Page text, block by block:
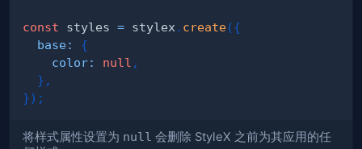
const styles = stylex . create({
base:
{
color: null ,
} ,
}) ;
将样式属性设置为 null 会删除 StyleX 之前为其应用的任